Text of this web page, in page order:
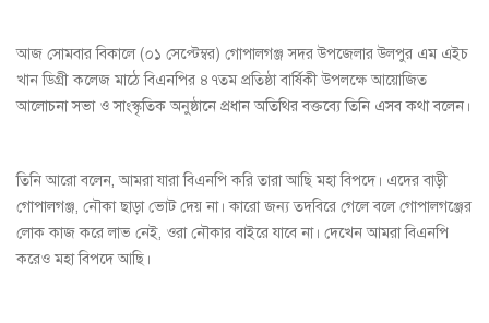
আজ সোমবার বিকালে (০১ সেপ্টেম্বর) গোপালগঞ্জ সদর উপজেলার উলপুর এম এইচ
খান ডিগ্রী কলেজ মাঠে বিএনপির ৪৭তম প্রতিষ্ঠা বার্ষিকী উপলক্ষে আয়োজিত
আলোচনা সভা ও সাংস্কৃতিক অনুষ্ঠানে প্রধান অতিথির বক্তব্যে তিনি এসব কথা বলেন।
তিনি আরো বলেন, আমরা যারা বিএনপি করি তারা আছি মহা বিপদে। এদের বাড়ী
গোপালগঞ্জ, নৌকা ছাড়া ভোট দেয় না। কারো জন্য তদবিরে গেলে বলে গোপালগঞ্জের
লোক কাজ করে লাভ নেই, ওরা নৌকার বাইরে যাবে না। দেখেন আমরা বিএনপি
করেও মহা বিপদে আছি।